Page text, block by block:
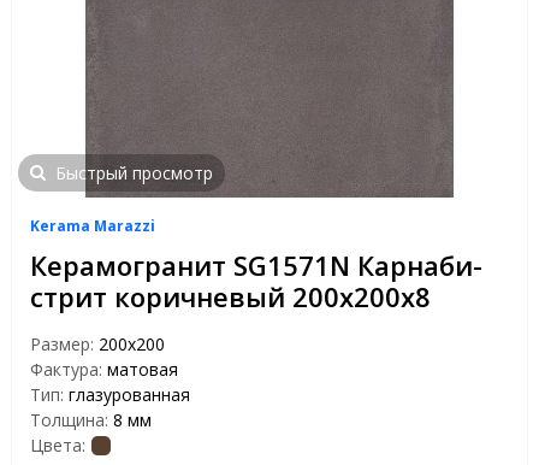
Быстрый просмотр
Kerama Marazzi
Керамогранит SG1571N Карнаби-
стрит коричневый 200х200х8
Размер: 200x200
Фактура: матовая
Тип: глазурованная
Толщина: 8 мм
Цвета: